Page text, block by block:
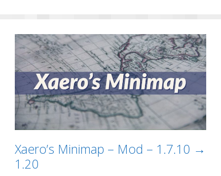
Xaero’s Minimap – Mod – 1.7.10 →
1.20